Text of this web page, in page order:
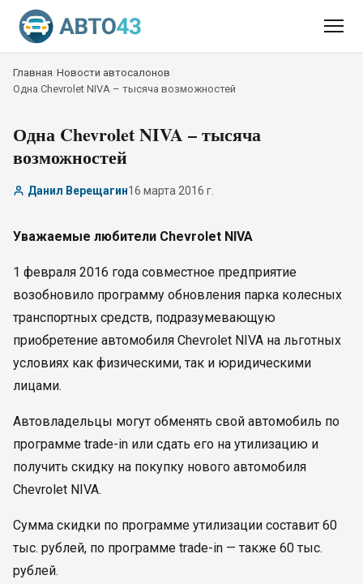
Главная Новости автосалонов
Одна Chevrolet NIVA – тысяча возможностей
Одна Chevrolet NIVA – тысяча
возможностей
Данил Верещагин16 марта 2016 г.
Уважаемые любители Chevrolet NIVA
1 февраля 2016 года совместное предприятие
возобновило программу обновления парка колесных
транспортных средств, подразумевающую
приобретение автомобиля Chevrolet NIVA на льготных
условиях как физическими, так и юридическими
лицами.
Автовладельцы могут обменять свой автомобиль по
программе trade-in или сдать его на утилизацию и
получить скидку на покупку нового автомобиля
Chevrolet NIVA.
Сумма скидки по программе утилизации составит 60
тыс. рублей, по программе trade-in — также 60 тыс.
рублей.